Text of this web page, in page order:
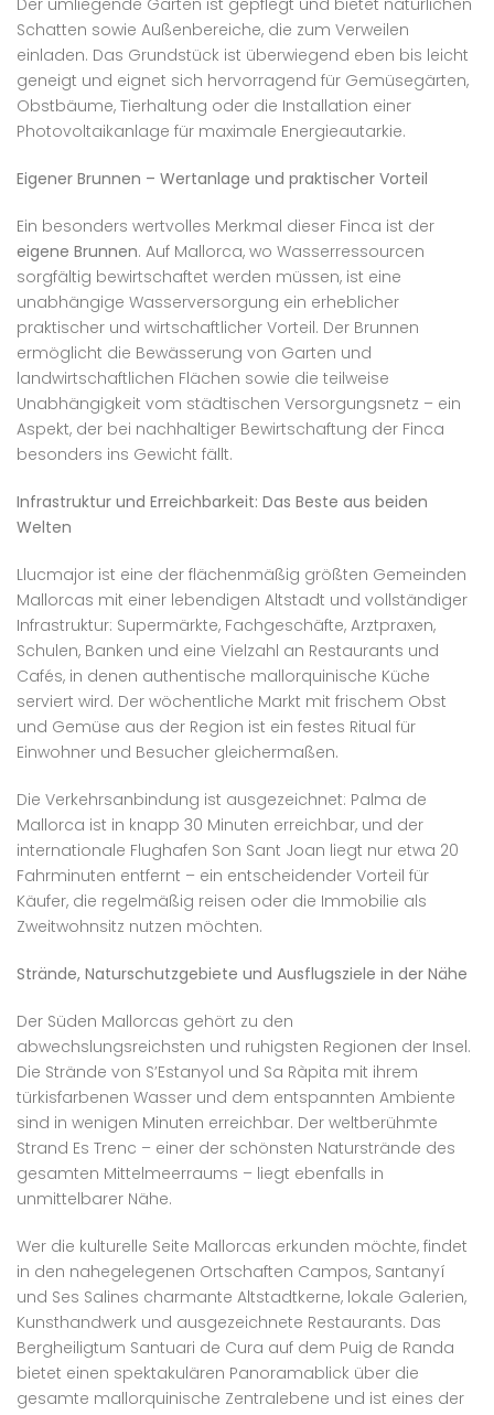
Der umliegende Garten ist gepflegt und bietet natürlichen
Schatten sowie Außenbereiche, die zum Verweilen
einladen. Das Grundstück ist überwiegend eben bis leicht
geneigt und eignet sich hervorragend für Gemüsegärten,
Obstbäume, Tierhaltung oder die Installation einer
Photovoltaikanlage für maximale Energieautarkie.
Eigener Brunnen – Wertanlage und praktischer Vorteil
Ein besonders wertvolles Merkmal dieser Finca ist der
eigene Brunnen. Auf Mallorca, wo Wasserressourcen
sorgfältig bewirtschaftet werden müssen, ist eine
unabhängige Wasserversorgung ein erheblicher
praktischer und wirtschaftlicher Vorteil. Der Brunnen
ermöglicht die Bewässerung von Garten und
landwirtschaftlichen Flächen sowie die teilweise
Unabhängigkeit vom städtischen Versorgungsnetz – ein
Aspekt, der bei nachhaltiger Bewirtschaftung der Finca
besonders ins Gewicht fällt.
Infrastruktur und Erreichbarkeit: Das Beste aus beiden
Welten
Llucmajor ist eine der flächenmäßig größten Gemeinden
Mallorcas mit einer lebendigen Altstadt und vollständiger
Infrastruktur: Supermärkte, Fachgeschäfte, Arztpraxen,
Schulen, Banken und eine Vielzahl an Restaurants und
Cafés, in denen authentische mallorquinische Küche
serviert wird. Der wöchentliche Markt mit frischem Obst
und Gemüse aus der Region ist ein festes Ritual für
Einwohner und Besucher gleichermaßen.
Die Verkehrsanbindung ist ausgezeichnet: Palma de
Mallorca ist in knapp 30 Minuten erreichbar, und der
internationale Flughafen Son Sant Joan liegt nur etwa 20
Fahrminuten entfernt – ein entscheidender Vorteil für
Käufer, die regelmäßig reisen oder die Immobilie als
Zweitwohnsitz nutzen möchten.
Strände, Naturschutzgebiete und Ausflugsziele in der Nähe
Der Süden Mallorcas gehört zu den
abwechslungsreichsten und ruhigsten Regionen der Insel.
Die Strände von S’Estanyol und Sa Ràpita mit ihrem
türkisfarbenen Wasser und dem entspannten Ambiente
sind in wenigen Minuten erreichbar. Der weltberühmte
Strand Es Trenc – einer der schönsten Naturstrände des
gesamten Mittelmeerraums – liegt ebenfalls in
unmittelbarer Nähe.
Wer die kulturelle Seite Mallorcas erkunden möchte, findet
in den nahegelegenen Ortschaften Campos, Santanyí
und Ses Salines charmante Altstadtkerne, lokale Galerien,
Kunsthandwerk und ausgezeichnete Restaurants. Das
Bergheiligtum Santuari de Cura auf dem Puig de Randa
bietet einen spektakulären Panoramablick über die
gesamte mallorquinische Zentralebene und ist eines der